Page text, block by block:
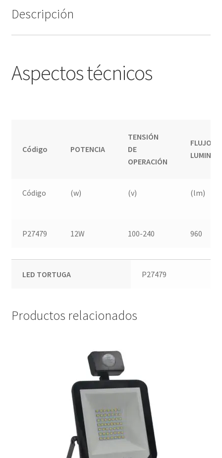
Descripción
Aspectos técnicos
Código POTENCIA
TENSIÓN
DE
OPERACIÓN
FLUJO
Código (w) (v) (lm)
P27479 12W 100-240 960
LED TORTUGA P27479
Productos relacionados